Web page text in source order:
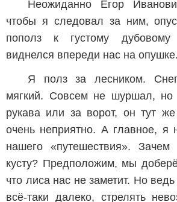
Неожиданно Егор
чтобы я следовал за ним,
пополз к густому дубовому
виднелся впереди нас на опушке.
Я полз за лесником.
мягкий. Совсем не шуршал, но
рукава или за ворот, он тут
очень неприятно. А главное, я
нашего «путешествия».
кусту? Предположим, мы
что лиса нас не заметит. Но
всё-таки далеко, стрелять